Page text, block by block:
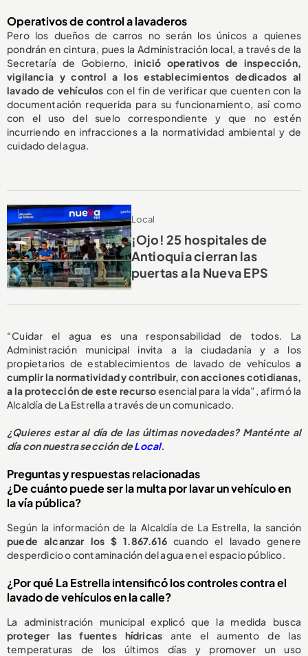
Operativos de control a lavaderos
Pero los dueños de carros no serán los únicos a quienes
pondrán en cintura, pues la Administración local, a través de la
Secretaría de Gobierno,inició operativos de inspección,
vigilancia y control a los establecimientos dedicados al
lavado de vehículos con el fin de verificar que cuenten con la
documentación requerida para su funcionamiento, así como
con el uso del suelo correspondiente y que no estén
incurriendo en infracciones a la normatividad ambiental y de
cuidado del agua.
Local
¡Ojo! 25 hospitales de
Antioquia cierran las
puertas a la Nueva EPS
“Cuidar el agua es una responsabilidad de todos. La
Administración municipal invita a la ciudadanía y a los
propietarios de establecimientos de lavado de vehículos a
cumplir la normatividad y contribuir, con acciones cotidianas,
a la protección de este recursoesencial para la vida”, afirmó la
Alcaldía de La Estrella a través de un comunicado.
¿Quieres estar al día de las últimas novedades? Manténte al
día con nuestra sección deLocal.
Preguntas y respuestas relacionadas
¿De cuánto puede ser la multa por lavar un vehículo en
la vía pública?
Según la información de la Alcaldía de La Estrella, la sanción
puede alcanzar los $ 1.867.616 cuando el lavado genere
desperdicio o contaminación del agua en el espacio público.
¿Por qué La Estrella intensificó los controles contra el
lavado de vehículos en la calle?
La administración municipal explicó que la medida busca
proteger las fuentes hídricas ante el aumento de las
temperaturas de los últimos días y promover un uso